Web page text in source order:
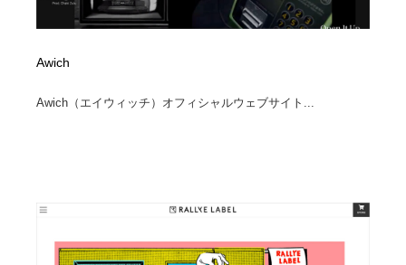
Awich
Awich（エイウィッチ）オフィシャルウェブサイト...